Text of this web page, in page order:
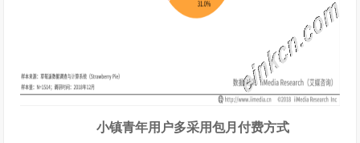
小镇青年用户多采用包月付费方式